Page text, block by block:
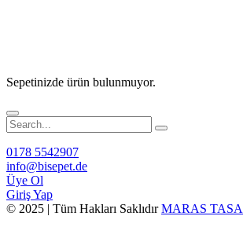
Sepetinizde ürün bulunmuyor.
0178 5542907
info@bisepet.de
Üye Ol
Giriş Yap
© 2025 | Tüm Hakları SaklıdırMARAS